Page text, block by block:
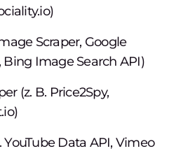
Scraper, Google
Image Search API)
(z. B. Price2Spy,
YouTube Data API, Vimeo